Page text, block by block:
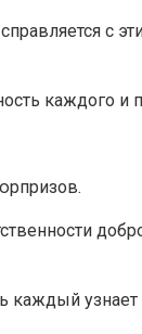
с
каждого и
узнает